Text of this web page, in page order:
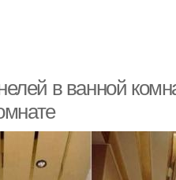
в ванной